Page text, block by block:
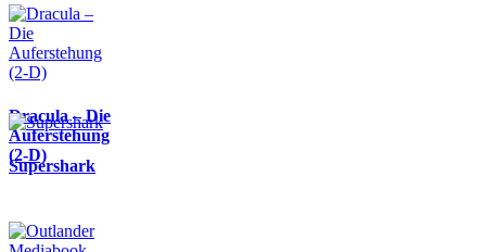
Dracula – Die
Auferstehung
(2-D)
Supershark